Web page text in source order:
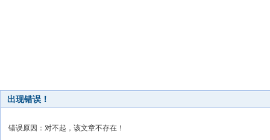
出现错误！
错误原因：对不起，该文章不存在！